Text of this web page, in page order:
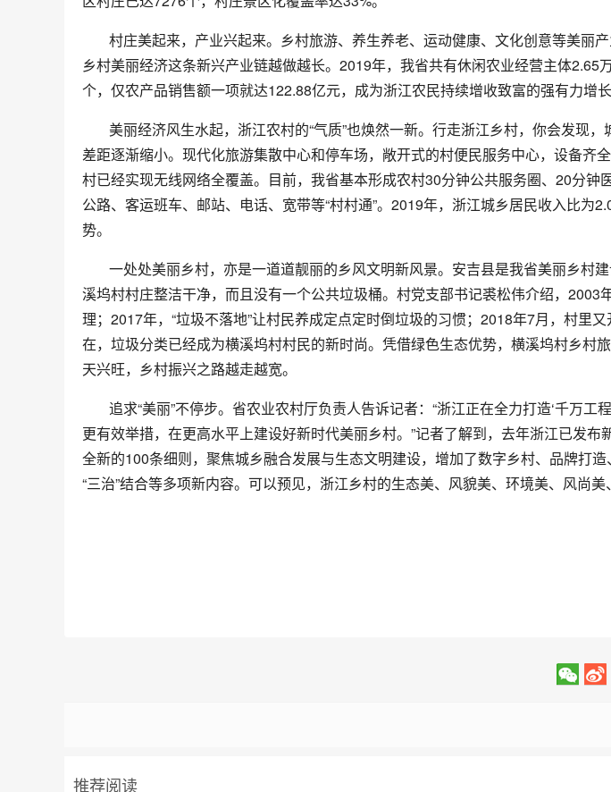
村庄美起来，产业兴起来。乡村旅游、养生养老、运动健康、文化创意等美丽产
乡村美丽经济这条新兴产业链越做越长。2019年，我省共有休闲农业经营主体2.65
个，仅农产品销售额一项就达122.88亿元，成为浙江农民持续增收致富的强有力增长
美丽经济风生水起，浙江农村的“气质”也焕然一新。行走浙江乡村，你会发现
差距逐渐缩小。现代化旅游集散中心和停车场，敞开式的村便民服务中心，设备齐
村已经实现无线网络全覆盖。目前，我省基本形成农村30分钟公共服务圈、20分钟
公路、客运班车、邮站、电话、宽带等“村村通”。2019年，浙江城乡居民收入比为
势。
一处处美丽乡村，亦是一道道靓丽的乡风文明新风景。安吉县是我省美丽乡村
溪坞村村庄整洁干净，而且没有一个公共垃圾桶。村党支部书记裘松伟介绍，2003
理；2017年，“垃圾不落地”让村民养成定点定时倒垃圾的习惯；2018年7月，村里又
在，垃圾分类已经成为横溪坞村村民的新时尚。凭借绿色生态优势，横溪坞村乡村
天兴旺，乡村振兴之路越走越宽。
追求“美丽”不停步。省农业农村厅负责人告诉记者：“浙江正在全力打造‘千万工
更有效举措，在更高水平上建设好新时代美丽乡村。”记者了解到，去年浙江已发布
全新的100条细则，聚焦城乡融合发展与生态文明建设，增加了数字乡村、品牌打造
“三治”结合等多项新内容。可以预见，浙江乡村的生态美、风貌美、环境美、风尚美
推荐阅读